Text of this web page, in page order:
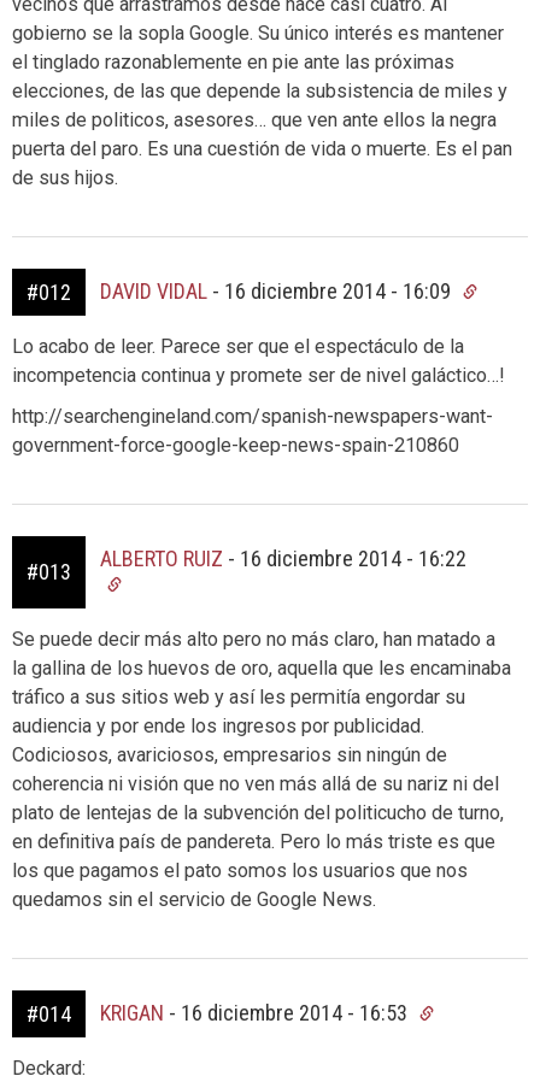
gobierno se la sopla Google. Su único interés es mantener
el tinglado razonablemente en pie ante las próximas
elecciones, de las que depende la subsistencia de miles y
miles de politicos, asesores… que ven ante ellos la negra
puerta del paro. Es una cuestión de vida o muerte. Es el pan
de sus hijos.
#012 DAVID VIDAL - 16 diciembre 2014 - 16:09
Lo acabo de leer. Parece ser que el espectáculo de la
incompetencia continua y promete ser de nivel galáctico…!
http://searchengineland.com/spanish-newspapers-want-
government-force-google-keep-news-spain-210860
#013
ALBERTO RUIZ - 16 diciembre 2014 - 16:22
Se puede decir más alto pero no más claro, han matado a
la gallina de los huevos de oro, aquella que les encaminaba
tráfico a sus sitios web y así les permitía engordar su
audiencia y por ende los ingresos por publicidad.
Codiciosos, avariciosos, empresarios sin ningún de
coherencia ni visión que no ven más allá de su nariz ni del
plato de lentejas de la subvención del politicucho de turno,
en definitiva país de pandereta. Pero lo más triste es que
los que pagamos el pato somos los usuarios que nos
quedamos sin el servicio de Google News.
#014 KRIGAN - 16 diciembre 2014 - 16:53
Deckard: